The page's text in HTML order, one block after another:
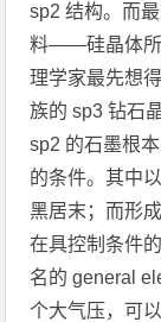
sp2 结构。而
料——硅晶体所
理学家最先想
族的 sp3 钻石
sp2 的石墨根
的条件。其中
黑居末；而形
在具控制条件
名的 general
个大气压，可